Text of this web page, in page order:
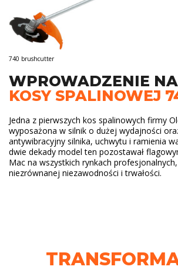
740 brushcutter
WPROWADZENIE
KOSY SPALINOWEJ
Jedna z pierwszych kos spalinowych firmy
wyposażona w silnik o dużej wydajności
antywibracyjny silnika, uchwytu i ramienia
dwie dekady model ten pozostawał
Mac na wszystkich rynkach
niezrównanej niezawodności i trwałości.